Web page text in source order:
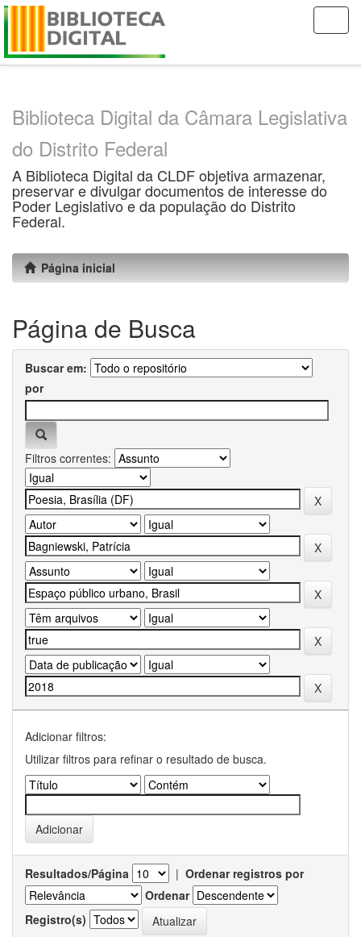
Skip
Biblioteca Digital da Câmara Legislativa
do Distrito Federal
A Biblioteca Digital da CLDF objetiva armazenar,
preservar e divulgar documentos de interesse do
Poder Legislativo e da população do Distrito
Federal.
Página inicial
Página de Busca
Buscar em:
por
Filtros correntes:
Adicionar filtros:
Utilizar filtros para refinar o resultado de busca.
Resultados/Página | Ordenar registros por
Ordenar
Registro(s)